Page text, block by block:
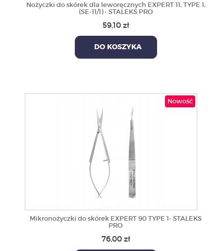
Nożyczki do skórek dla leworęcznych EXPERT 11, TYPE 1,
(SE-11/1) - STALEKS PRO
59,10 zł
DO KOSZYKA
Nowość
Mikronożyczki do skórek EXPERT 90 TYPE 1- STALEKS
PRO
76,00 zł